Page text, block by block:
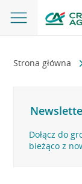
Strona główna
Dołącz do
bieżąco z